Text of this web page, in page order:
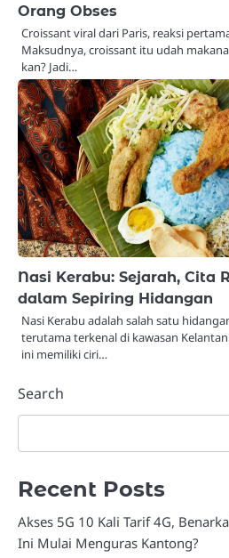
Orang Obses
Croissant viral dari Paris, reaksi
Maksudnya, croissant itu udah
kan? Jadi…
Nasi Kerabu: Sejarah, Cita
dalam Sepiring Hidangan
Nasi Kerabu adalah salah satu
terutama terkenal di kawasan
ini memiliki ciri…
Search
Recent Posts
Akses 5G 10 Kali Tarif 4G,
Ini Mulai Menguras Kantong?